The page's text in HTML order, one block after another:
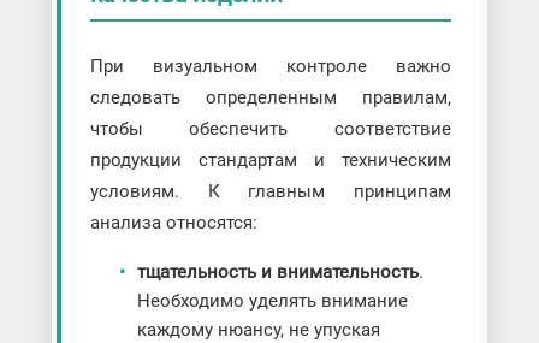
При визуальном контроле важно
следовать определенным правилам,
чтобы обеспечить соответствие
продукции стандартам и техническим
условиям. К главным принципам
анализа относятся:
тщательность и внимательность.
Необходимо уделять внимание
каждому нюансу, не упуская